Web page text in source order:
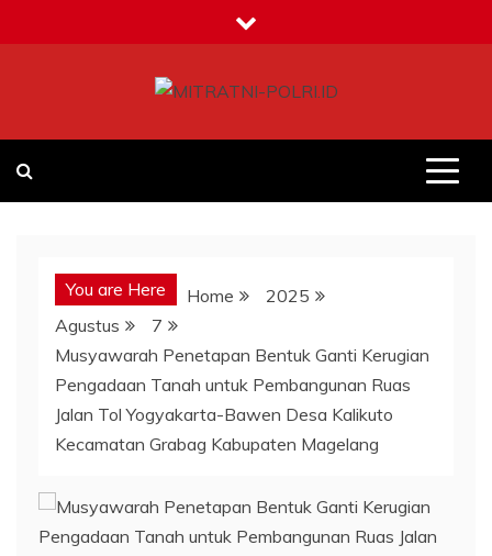
to
You are Here Home
2025
Agustus
7
Musyawarah Penetapan Bentuk Ganti Kerugian
Pengadaan Tanah untuk Pembangunan Ruas
Jalan Tol Yogyakarta-Bawen Desa Kalikuto
Kecamatan Grabag Kabupaten Magelang